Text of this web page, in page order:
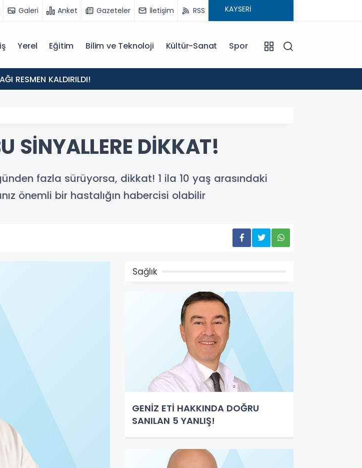
Galeri Anket Gazeteler İletişim RSS
Yerel Eğitim Bilim ve Teknoloji Kültür-Sanat Spor
RESMEN KALDIRILDI!
SİNYALLERE DİKKAT!
fazla sürüyorsa, dikkat! 1 ila 10 yaş arasındaki
önemli bir hastalığın habercisi olabilir
Sağlık
GENİZ ETİ HAKKINDA DOĞRU
SANILAN 5 YANLIŞ!